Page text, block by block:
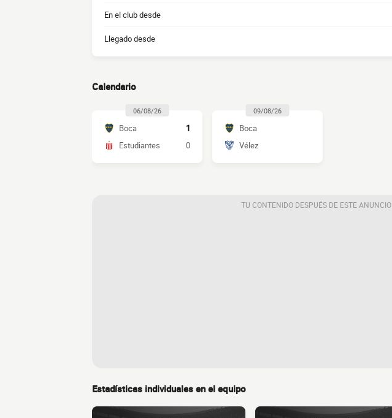
En el club desde
Llegado desde
Calendario
06/08/26
Boca
1
Estudiantes
0
09/08/26
Boca
Vélez
TU CONTENIDO DESPUÉS DE ESTE ANUNCIO
Estadísticas individuales en el equipo